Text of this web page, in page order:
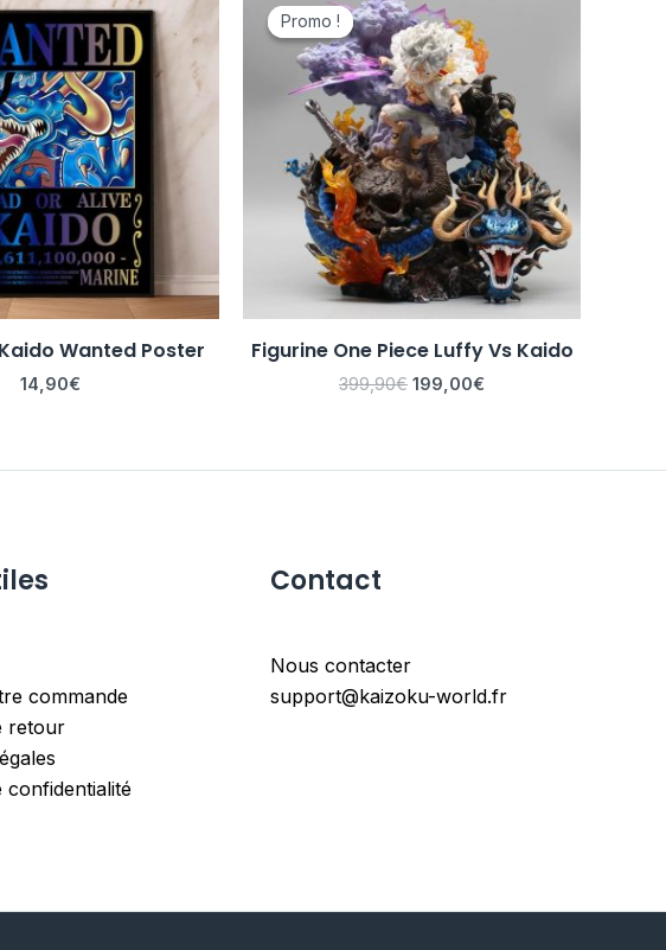
Wanted Poster
14,90€
Promo !
Promo !
Figurine One Piece Luffy Vs Kaido
399,90€
prix
initial
était :
399,90€.
199,00€
est :
199,00€.
commande
retour
confidentialité
Contact
Nous contacter
support@kaizoku-world.fr